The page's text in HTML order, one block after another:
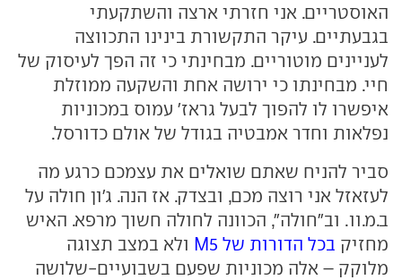
האוסטריים. אני חזרתי ארצה והשתקעתי
בגבעתיים. עיקר התקשורת בינינו התכווצה
לעניינים מוטוריים. מבחינתי כי זה הפך לעיסוק של
חיי. מבחינתו כי ירושה אחת והשקעה ממוזלת
איפשרו לו להפוך לבעל גראז' עמוס במכוניות
נפלאות וחדר אמבטיה בגודל של אולם כדורסל.
סביר להניח שאתם שואלים את עצמכם כרגע מה
לעזאזל אני רוצה מכם, ובצדק. אז הנה. ג'ון חולה על
ב.מ.וו. וב"חולה", הכוונה לחולה חשוך מרפא. האיש
מחזיק בכל הדורות של M5
ולא במצב תצוגה
מלוקק – אלה מכוניות שפעם בשבועיים-שלושה